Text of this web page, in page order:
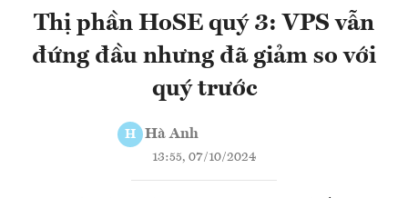
Thị phần HoSE quý 3: VPS vẫn
đứng đầu nhưng đã giảm so với
quý trước
H Hà Anh
13:55, 07/10/2024